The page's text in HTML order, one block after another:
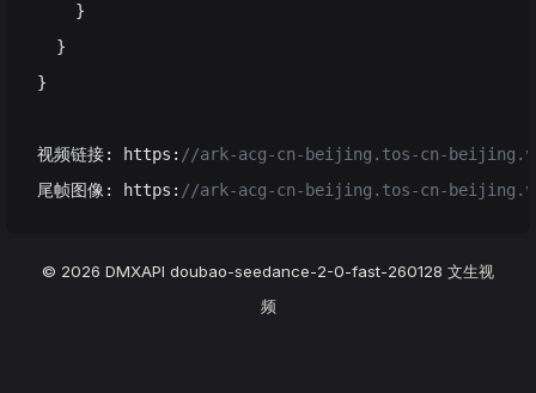
    }
  }
}
视频链接: https: //ark-acg-cn-beijing.tos-cn-
尾帧图像: https: //ark-acg-cn-beijing.tos-cn-
© 2026 DMXAPI doubao-seedance-2-0-fast-260128 文生视
频